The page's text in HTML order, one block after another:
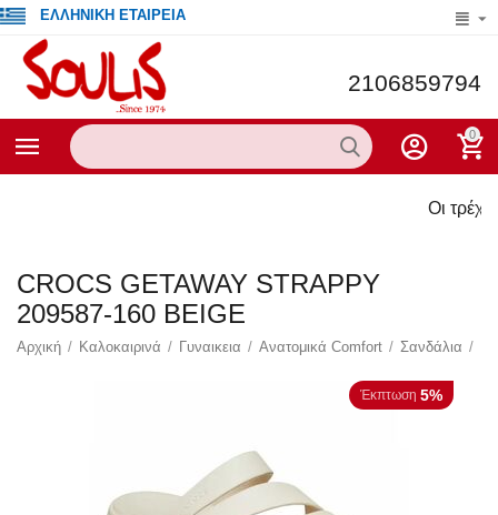
ΕΛΛΗΝΙΚΗ ΕΤΑΙΡΕΙΑ
2106859794
0
Οι τρέχουσες
CROCS GETAWAY STRAPPY
209587-160 BEIGE
Αρχική / Καλοκαιρινά / Γυναικεια / Ανατομικά Comfort / Σανδάλια /
Έκπτωση 5%